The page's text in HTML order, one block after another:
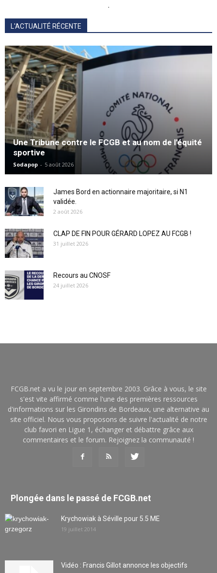
.
L'ACTUALITÉ RÉCENTE
Une Tribune contre le FCGB et au nom de l’équité
sportive
Sodapop - 5 août 2026
James Bord en actionnaire majoritaire, si N1
validée.
2 août 2026
CLAP DE FIN POUR GÉRARD LOPEZ AU FCGB !
31 juillet 2026
Recours au CNOSF
24 juillet 2026
FCGB.net a vu le jour en septembre 2003. Grâce à vous, le site
s'est vite affirmé comme l'une des premières ressources
d'informations sur les Girondins de Bordeaux, une alternative au
site officiel. Nous vous proposons de suivre l'actualité de notre
club favori en Ligue 1, échanger et débattre grâce aux
commentaires et le forum. Rejoignez la communauté !
Plongée dans le passé de FCGB.net
Krychowiak à Séville pour 5.5 ME
19 juillet 2014
Vidéo : Francis Gillot annonce les objectifs